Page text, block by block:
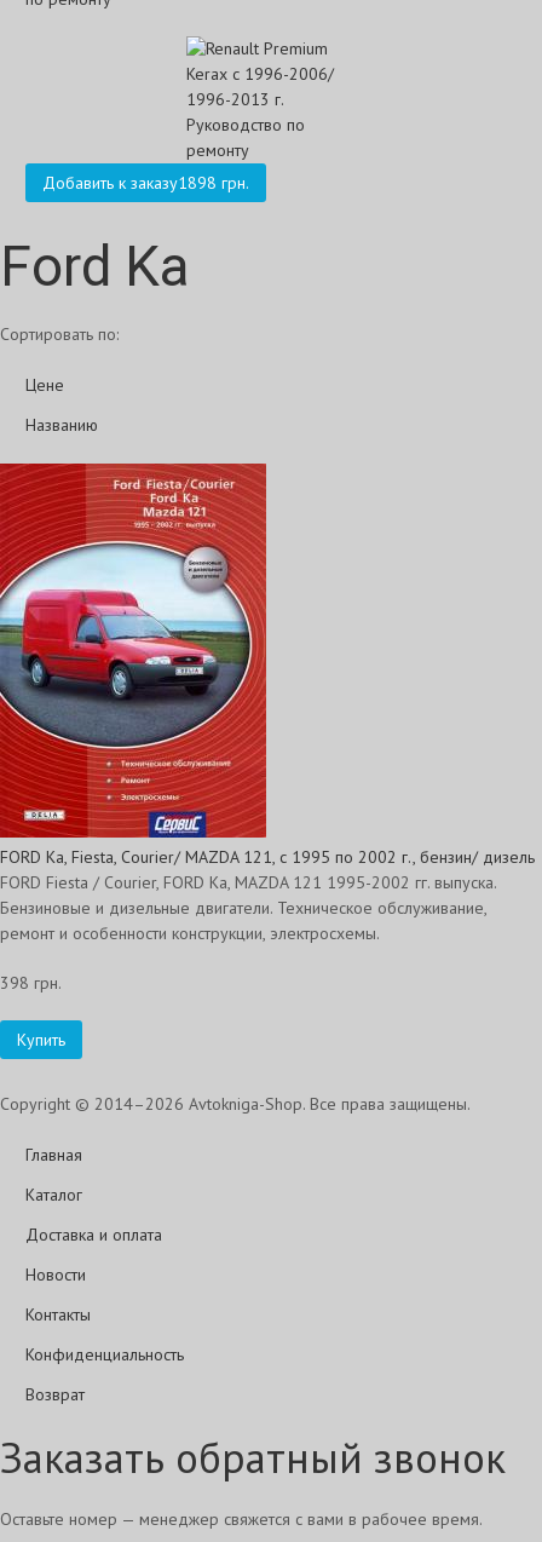
Добавить к заказу1898 грн.
Ford Ka
Сортировать по:
Цене
Названию
FORD Ka, Fiesta, Courier/ MAZDA 121, с 1995 по 2002 г., бензин/ дизель
FORD Fiesta / Courier, FORD Ka, MAZDA 121 1995-2002 гг. выпуска.
Бензиновые и дизельные двигатели. Техническое обслуживание,
ремонт и особенности конструкции, электросхемы.
398 грн.
Купить
Copyright © 2014–2026 Avtokniga-Shop. Все права защищены.
Главная
Каталог
Доставка и оплата
Новости
Контакты
Конфиденциальность
Возврат
Заказать обратный звонок
Оставьте номер — менеджер свяжется с вами в рабочее время.